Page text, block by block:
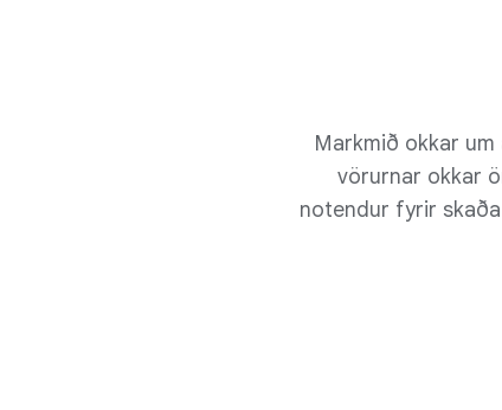
Markmið okkar
vörurnar okkar
notendur fyrir